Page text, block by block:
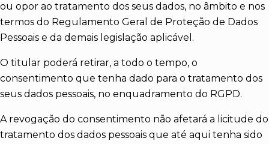
ou opor ao tratamento dos seus dados, no âmbito e nos
termos do Regulamento Geral de Proteção de Dados
Pessoais e da demais legislação aplicável.
O titular poderá retirar, a todo o tempo, o
consentimento que tenha dado para o tratamento dos
seus dados pessoais, no enquadramento do RGPD.
A revogação do consentimento não afetará a licitude do
tratamento dos dados pessoais que até aqui tenha sido